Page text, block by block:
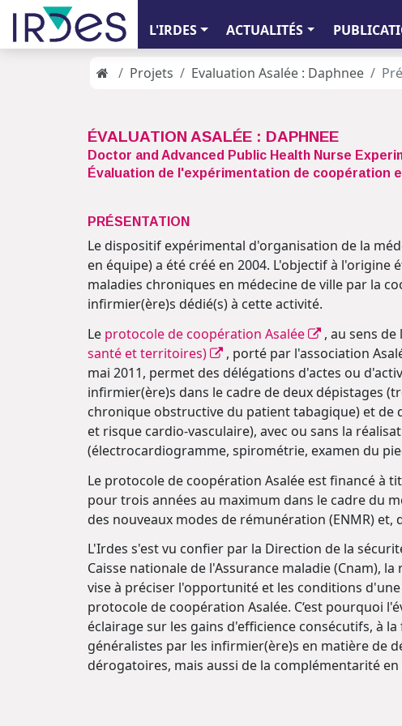
L'IRDES ACTUALITÉS
Projets Evaluation Asalée : Daphnee
ÉVALUATION ASALÉE : DAPHNEE
Doctor and Advanced Public Health Nurse
Évaluation de l'expérimentation de coopération
PRÉSENTATION
Le dispositif expérimental d'organisation de la
en équipe) a été créé en 2004. L'objectif à
maladies chroniques en médecine de ville par la
infirmier(ère)s dédié(s) à cette activité.
Le protocole de coopération Asalée , au sens de
santé et territoires)
, porté par l'association
mai 2011, permet des délégations d'actes ou
infirmier(ère)s dans le cadre de deux dépistages
chronique obstructive du patient tabagique) et de
et risque cardio-vasculaire), avec ou sans la
(électrocardiogramme, spirométrie, examen du
Le protocole de coopération Asalée est financé à
pour trois années au maximum dans le cadre du
des nouveaux modes de rémunération (ENMR)
L'Irdes s'est vu confier par la Direction de la
Caisse nationale de l'Assurance maladie (Cnam),
vise à préciser l'opportunité et les conditions
protocole de coopération Asalée. C‘est pourquoi
éclairage sur les gains d'efficience consécutifs, à
généralistes par les infirmier(ère)s en matière de
dérogatoires, mais aussi de la complémentarité